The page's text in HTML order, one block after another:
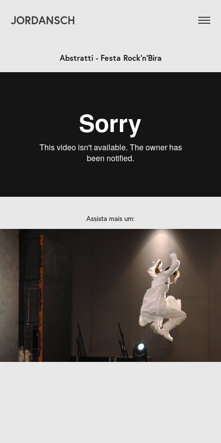
JORDANSCH
Abstratti - Festa Rock'n'Bira
Assista mais um:
Dreamfest - Aftermovie Dia 02